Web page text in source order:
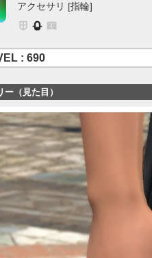
アクセサリ [指輪]
: 690
（見た目）